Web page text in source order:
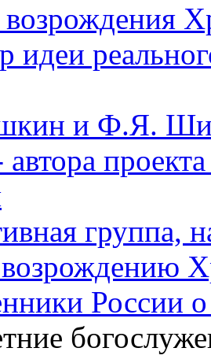
идеи
и Ф.Я.
автора
группа,
России